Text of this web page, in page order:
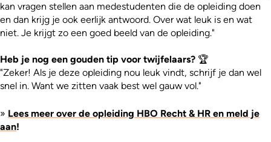
kan vragen stellen aan medestudenten die de opleiding doen
en dan krijg je ook eerlijk antwoord. Over wat leuk is en wat
niet. Je krijgt zo een goed beeld van de opleiding."
Heb je nog een gouden tip voor twijfelaars? 🏆
"Zeker! Als je deze opleiding nou leuk vindt, schrijf je dan wel
snel in. Want we zitten vaak best wel gauw vol."
» Lees meer over de opleiding HBO Recht & HR en meld je
aan!